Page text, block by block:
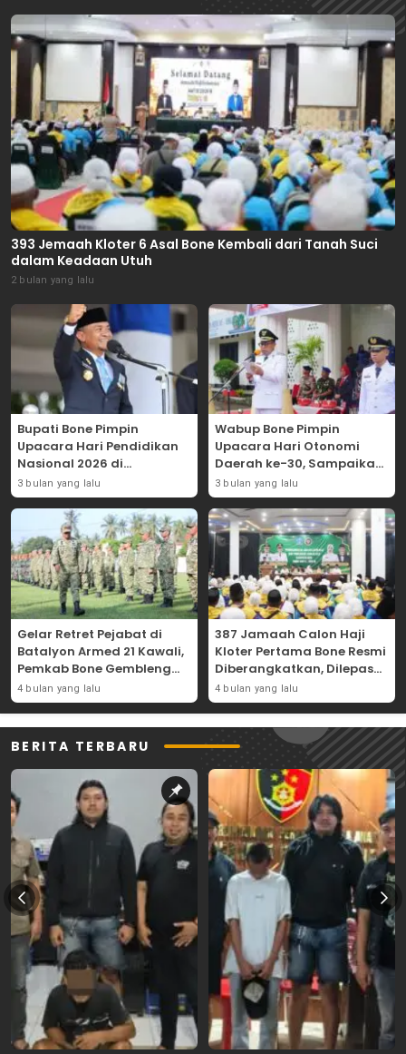
393 Jemaah Kloter 6 Asal Bone Kembali dari Tanah Suci
dalam Keadaan Utuh
2 bulan yang lalu
Bupati Bone Pimpin
Upacara Hari Pendidikan
Nasional 2026 di
Lapangan Merdeka
3 bulan yang lalu
Wabup Bone Pimpin
Upacara Hari Otonomi
Daerah ke-30, Sampaikan
Amanat Mendagri
Wujudkan Asta Cita
3 bulan yang lalu
Gelar Retret Pejabat di
Batalyon Armed 21 Kawali,
Pemkab Bone Gembleng
Kedisiplinan Camat dan
Pimpinan OPD
4 bulan yang lalu
387 Jamaah Calon Haji
Kloter Pertama Bone Resmi
Diberangkatkan, Dilepas
Dini Hari
4 bulan yang lalu
BERITA TERBARU